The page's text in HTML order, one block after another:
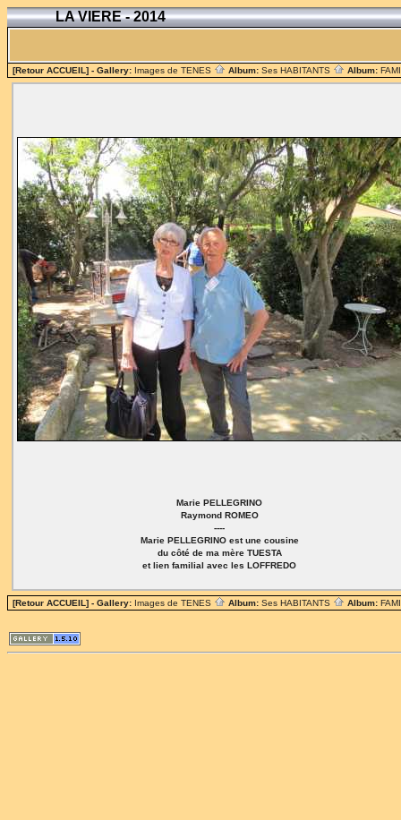
LA VIERE - 2014
[Retour ACCUEIL] - Gallery: Images de TENES Album: Ses HABITANTS Album:
Marie PELLEGRINO
Raymond ROMEO
----
Marie PELLEGRINO est une cousine
du côté de ma mère TUESTA
et lien familial avec les LOFFREDO
[Retour ACCUEIL] - Gallery: Images de TENES Album: Ses HABITANTS Album: